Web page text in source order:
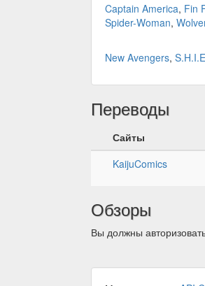
Captain America, Fin
Spider-Woman,
New Avengers,
Переводы
Сайты
KaijuComics
Обзоры
Вы должны